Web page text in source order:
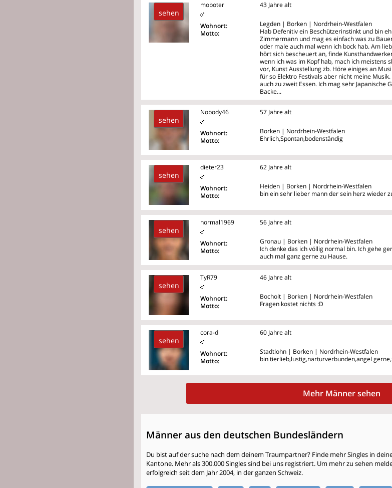
sehen
moboter
Wohnort:
Motto:
43 Jahre alt
Legden | Borken | Nordrhein-Westfalen
Hab Defenitiv ein Beschützerinstinkt und bin
Zimmermann und mag es einfach was zu
oder male auch mal wenn ich bock hab. Am
hört sich bescheuert an, finde
wenn ich was im Kopf hab, mach ich meistens
vor, Kunst Ausstellung zb. Höre einiges an
für so Elektro Festivals aber nicht meine
auch zu zweit Essen. Ich mag sehr
Backe...
sehen
Nobody46
Wohnort:
Motto:
57 Jahre alt
Borken | Nordrhein-Westfalen
Ehrlich,Spontan,bodenständig
sehen
dieter23
Wohnort:
Motto:
62 Jahre alt
Heiden | Borken | Nordrhein-Westfalen
bin ein sehr lieber mann der sein herz wieder
sehen
normal1969
Wohnort:
Motto:
56 Jahre alt
Gronau | Borken | Nordrhein-Westfalen
Ich denke das ich völlig normal bin. Ich gehe
auch mal ganz gerne zu Hause.
sehen
TyR79
Wohnort:
Motto:
46 Jahre alt
Bocholt | Borken | Nordrhein-Westfalen
Fragen kostet nichts :D
sehen
cora-d
Wohnort:
Motto:
60 Jahre alt
Stadtlohn | Borken | Nordrhein-Westfalen
bin tierlieb,lustig,narturverbunden,angel
Mehr Männer sehen
Männer aus den deutschen Bundesländern
Du bist auf der suche nach dem deinem Traumpartner? Finde mehr Singles in
Kantone. Mehr als 300.000 Singles sind bei uns registriert. Um mehr zu sehen
erfolgreich seit dem Jahr 2004, in der ganzen Schweiz.